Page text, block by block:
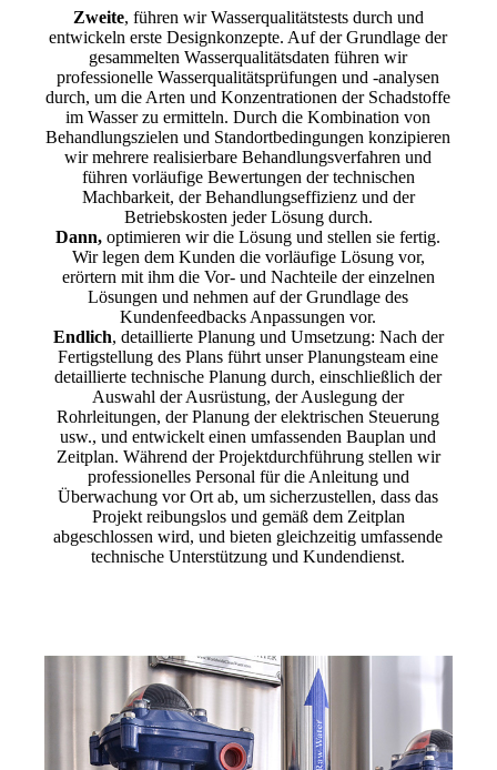
Zweite, führen wir Wasserqualitätstests durch und
entwickeln erste Designkonzepte. Auf der Grundlage der
gesammelten Wasserqualitätsdaten führen wir
professionelle Wasserqualitätsprüfungen und -analysen
durch, um die Arten und Konzentrationen der Schadstoffe
im Wasser zu ermitteln. Durch die Kombination von
Behandlungszielen und Standortbedingungen konzipieren
wir mehrere realisierbare Behandlungsverfahren und
führen vorläufige Bewertungen der technischen
Machbarkeit, der Behandlungseffizienz und der
Betriebskosten jeder Lösung durch.
Dann, optimieren wir die Lösung und stellen sie fertig.
Wir legen dem Kunden die vorläufige Lösung vor,
erörtern mit ihm die Vor- und Nachteile der einzelnen
Lösungen und nehmen auf der Grundlage des
Kundenfeedbacks Anpassungen vor.
Endlich, detaillierte Planung und Umsetzung: Nach der
Fertigstellung des Plans führt unser Planungsteam eine
detaillierte technische Planung durch, einschließlich der
Auswahl der Ausrüstung, der Auslegung der
Rohrleitungen, der Planung der elektrischen Steuerung
usw., und entwickelt einen umfassenden Bauplan und
Zeitplan. Während der Projektdurchführung stellen wir
professionelles Personal für die Anleitung und
Überwachung vor Ort ab, um sicherzustellen, dass das
Projekt reibungslos und gemäß dem Zeitplan
abgeschlossen wird, und bieten gleichzeitig umfassende
technische Unterstützung und Kundendienst.